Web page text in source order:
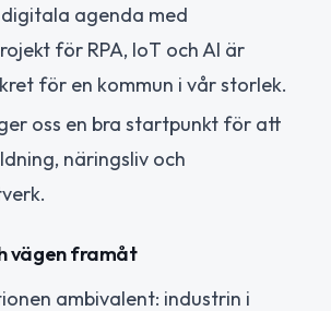
digitala agenda med
för RPA, IoT och AI är
för en kommun i vår storlek.
oss en bra startpunkt för att
näringsliv och
vägen framåt
ambivalent: industrin i